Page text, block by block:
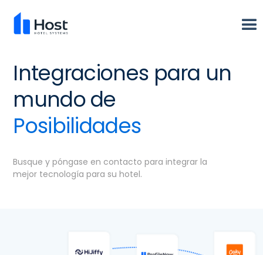
Integraciones para un
mundo de
Posibilidades
Busque y póngase en contacto para integrar la
mejor tecnología para su hotel.